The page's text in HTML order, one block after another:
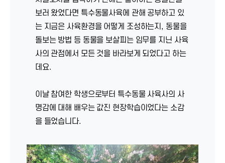
보러 왔었다면 특수동물사육에 관해 공부하고 있
는 지금은 사육환경을 어떻게 조성하는지, 동물을
돌보는 방법 등 동물을 보살피는 임무를 지닌 사육
사의 관점에서 모든 것을 바라보게 되었다고 하는
데요.
이날 참여한 학생으로부터 특수동물 사육사의 사
명감에 대해 배우는 값진 현장학습이었다는 소감
을 들었습니다.